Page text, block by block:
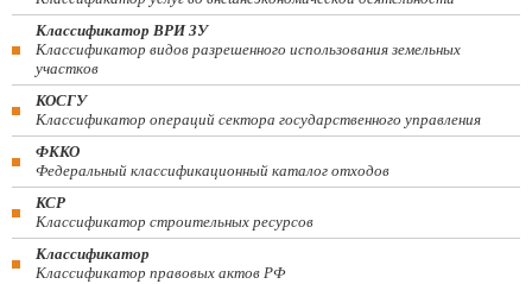
Классификатор ВРИ ЗУ
Классификатор видов разрешенного использования земельных
участков
КОСГУ
Классификатор операций сектора государственного управления
ФККО
Федеральный классификационный каталог отходов
КСР
Классификатор строительных ресурсов
Классификатор
Классификатор правовых актов РФ